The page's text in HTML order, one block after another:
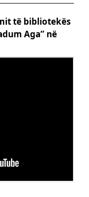
të bibliotekës
Aga” në